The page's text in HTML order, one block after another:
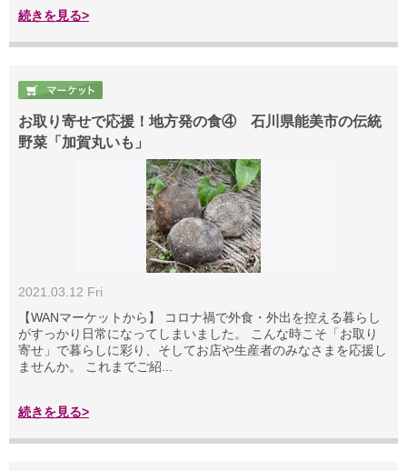
続きを見る>
お取り寄せで応援！地方発の食④ 石川県能美市の伝統
野菜「加賀丸いも」
2021.03.12 Fri
【WANマーケットから】 コロナ禍で外食・外出を控える暮らし
がすっかり日常になってしまいました。 こんな時こそ「お取り
寄せ」で暮らしに彩り、そしてお店や生産者のみなさまを応援し
ませんか。 これまでご紹...
続きを見る>